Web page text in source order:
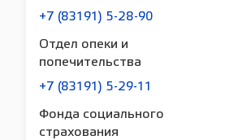
+7 (83191) 5-28-90
Отдел опеки и
попечительства
+7 (83191) 5-29-11
Фонда социального
страхования